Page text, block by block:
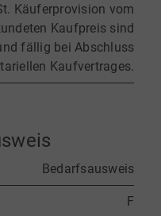
Käuferprovision vom
Kaufpreis sind
fällig bei Abschluss
Kaufvertrages.
Bedarfsausweis
F